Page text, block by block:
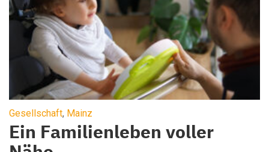
Gesellschaft, Mainz
Ein Familienleben voller